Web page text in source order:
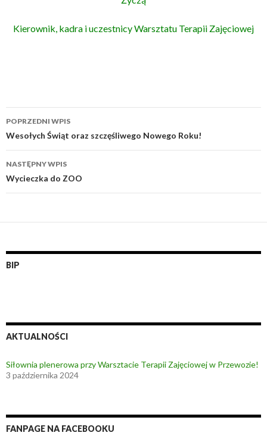
Kierownik, kadra i uczestnicy Warsztatu Terapii Zajęciowej
Zobacz
wpisy
POPRZEDNI WPIS
Wesołych Świąt oraz szczęśliwego Nowego Roku!
NASTĘPNY WPIS
Wycieczka do ZOO
BIP
AKTUALNOŚCI
Siłownia plenerowa przy Warsztacie Terapii Zajęciowej w Przewozie!
3 października 2024
FANPAGE NA FACEBOOKU